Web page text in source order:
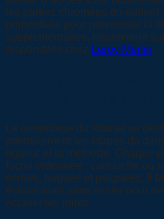
les parties chromées du
primordiale pour pérenniser la
supplémentaires, notamment
disponibles chez Leroy Merlin.
Le remontage du robinet se
attentivement les étapes du
rigueur et la méthode. Chaque
façon ordonnée : cartouche ou
écrous, bagues et poignées. Il
écrous mais sans excès pour
écraser les joints.